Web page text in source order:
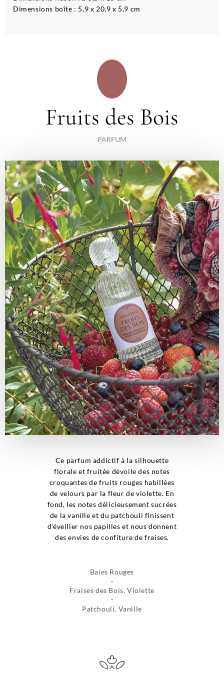
Dimensions boîte : 5,9 x 20,9 x 5,9 cm
Fruits des Bois
PARFUM
Ce parfum addictif à la silhouette
florale et fruitée dévoile des notes
croquantes de fruits rouges habillées
de velours par la fleur de violette. En
fond, les notes délicieusement sucrées
de la vanille et du patchouli finissent
d’éveiller nos papilles et nous donnent
des envies de confiture de fraises.
Baies Rouges
Fraises des Bois, Violette
Patchouli, Vanille